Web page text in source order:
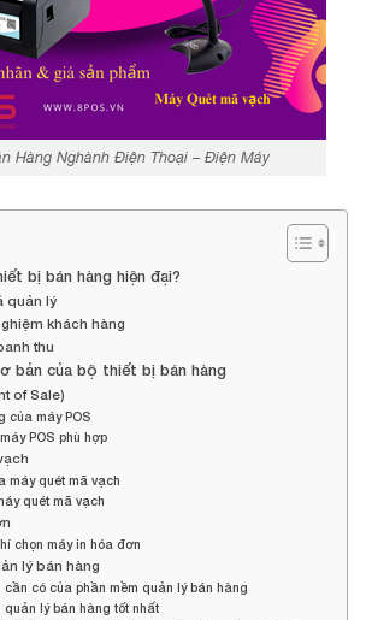
Hàng Nghành Điện Thoại – Điện Máy
bị bán hàng hiện đại?
quản lý
khách hàng
thu
bản của bộ thiết bị bán hàng
of Sale)
của máy POS
POS phù hợp
máy quét mã vạch
quét mã vạch
chọn máy in hóa đơn
lý bán hàng
cần có của phần mềm quản lý bán hàng
quản lý bán hàng tốt nhất